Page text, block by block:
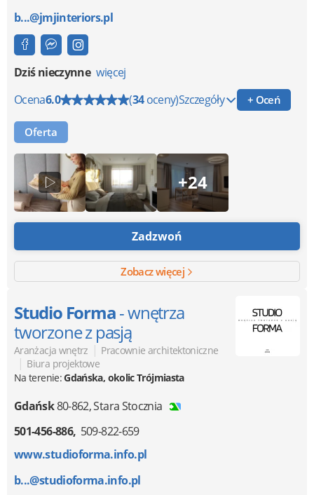
b...@jmjinteriors.pl
Dziś nieczynne więcej
Ocena6.0 (34oceny)Szczegóły + Oceń
Oferta
+24
Zadzwoń
Zobacz więcej
Studio Forma- wnętrza
tworzone z pasją
Aranżacja wnętrz | Pracownie architektoniczne
| Biura projektowe
Na terenie:Gdańska, okolic Trójmiasta
Gdańsk80-862,Stara Stocznia
501-456-886 509-822-659
www.studioforma.info.pl
b...@studioforma.info.pl